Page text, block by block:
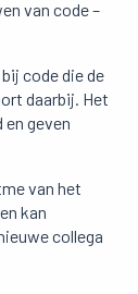
van code –
code die de
daarbij. Het
geven
van het
kan
collega